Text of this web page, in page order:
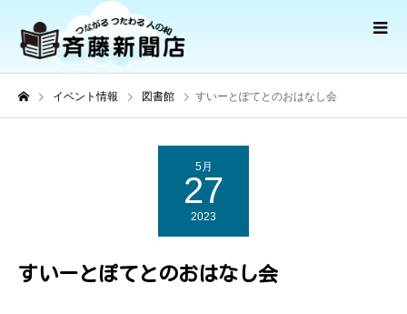
イベント情報 図書館 すいーとぽてとのおはなし会
5月
27
2023
すいーとぽてとのおはなし会